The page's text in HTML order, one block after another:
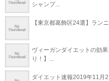
シャンプ...
【東京都葛飾区24選】ラン
ヴィーガンダイエットの効
り！】...
ダイエット速報2019年11月